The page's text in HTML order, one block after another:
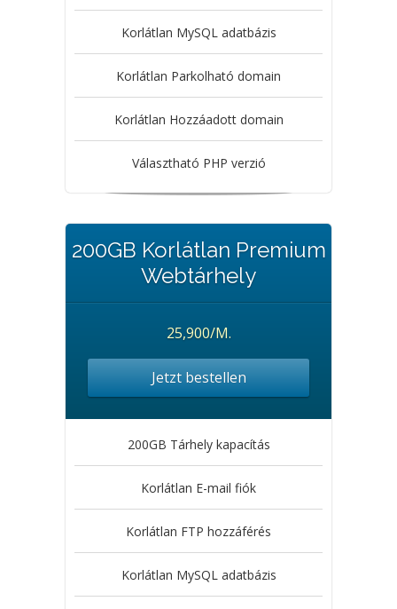
Korlátlan MySQL adatbázis
Korlátlan Parkolható domain
Korlátlan Hozzáadott domain
Választható PHP verzió
200GB Korlátlan Premium
Webtárhely
25,900/M.
Jetzt bestellen
200GB Tárhely kapacítás
Korlátlan E-mail fiók
Korlátlan FTP hozzáférés
Korlátlan MySQL adatbázis